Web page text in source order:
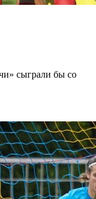
сыграли бы со